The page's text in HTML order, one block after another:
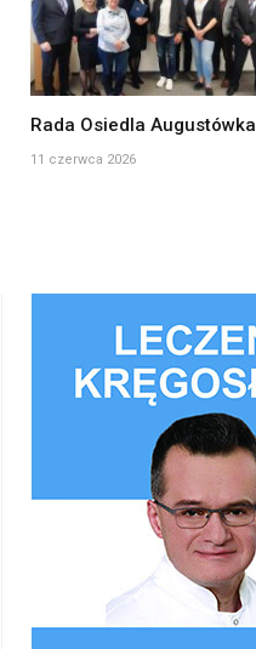
Rada Osiedla Augustówka
11 czerwca 2026